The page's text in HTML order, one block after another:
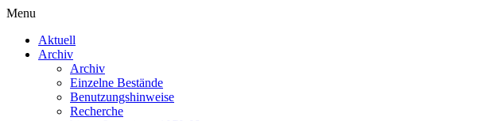
Menu
Aktuell
Archiv
Archiv
Einzelne Bestände
Benutzungshinweise
Recherche